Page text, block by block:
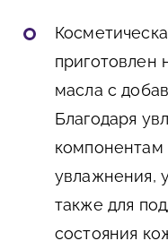
приготовлен
масла с
Благодаря
компонентам
увлажнения,
также для
состояния